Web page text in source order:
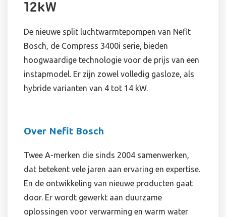
12kW
De nieuwe split luchtwarmtepompen van Nefit
Bosch, de Compress 3400i serie, bieden
hoogwaardige technologie voor de prijs van een
instapmodel. Er zijn zowel volledig gasloze, als
hybride varianten van 4 tot 14 kW.
Over Nefit Bosch
Twee A-merken die sinds 2004 samenwerken,
dat betekent vele jaren aan ervaring en expertise.
En de ontwikkeling van nieuwe producten gaat
door. Er wordt gewerkt aan duurzame
oplossingen voor verwarming en warm water